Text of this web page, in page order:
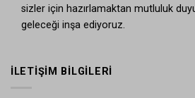
sizler için hazırlamaktan mutluluk
geleceği inşa ediyoruz.
İLETIŞIM BILGILERI